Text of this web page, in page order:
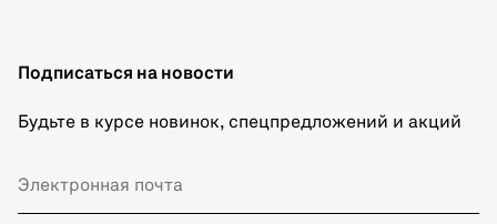
Подписаться на новости
Будьте в курсе новинок, спецпредложений и акций